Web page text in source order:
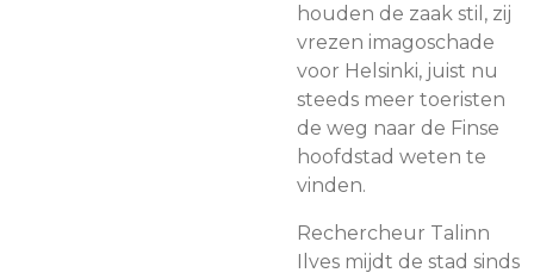
houden de zaak stil, zij
vrezen imagoschade
voor Helsinki, juist nu
steeds meer toeristen
de weg naar de Finse
hoofdstad weten te
vinden.
Rechercheur Talinn
Ilves mijdt de stad sinds